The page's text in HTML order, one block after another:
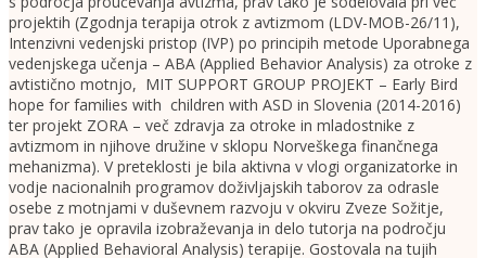
projektih (Zgodnja terapija otrok z avtizmom (LDV-MOB-26/11),
Intenzivni vedenjski pristop (IVP) po principih metode Uporabnega
vedenjskega učenja – ABA (Applied Behavior Analysis) za otroke z
avtistično motnjo, MIT SUPPORT GROUP PROJEKT – Early Bird
hope for families with children with ASD in Slovenia (2014-2016)
ter projekt ZORA – več zdravja za otroke in mladostnike z
avtizmom in njihove družine v sklopu Norveškega finančnega
mehanizma). V preteklosti je bila aktivna v vlogi organizatorke in
vodje nacionalnih programov doživljajskih taborov za odrasle
osebe z motnjami v duševnem razvoju v okviru Zveze Sožitje,
prav tako je opravila izobraževanja in delo tutorja na področju
ABA (Applied Behavioral Analysis) terapije. Gostovala na tujih